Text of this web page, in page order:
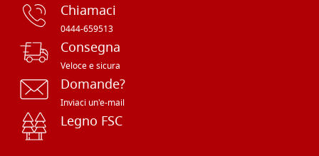
Chiamaci
0444-659513
Consegna
Veloce e sicura
Domande?
Inviaci un'e-mail
Legno FSC